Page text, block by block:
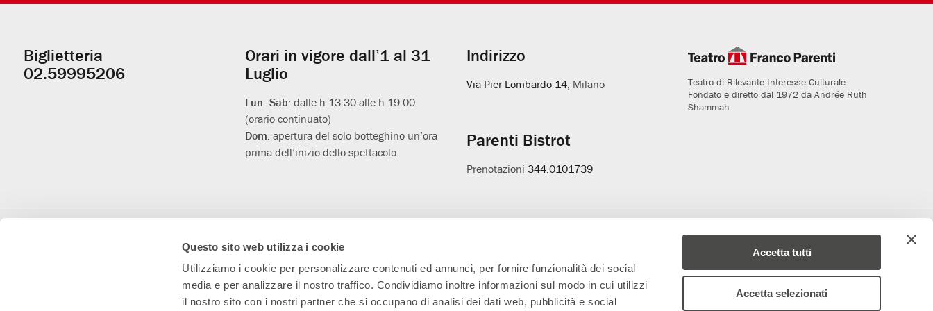
Questo sito web utilizza i cookie
Utilizziamo i cookie per personalizzare contenuti ed annunci, per fornire funzionalità dei social
media e per analizzare il nostro traffico. Condividiamo inoltre informazioni sul modo in cui utilizzi
il nostro sito con i nostri partner che si occupano di analisi dei dati web, pubblicità e social
Accetta tutti
Accetta selezionati
Informazioni
utili
Biglietteria
02.59995206
Orari in vigore dall’1 al 31
Luglio
Lun–Sab: dalle h 13.30 alle h 19.00
(orario continuato)
Dom: apertura del solo botteghino un’ora
prima dell’inizio dello spettacolo.
Indirizzo
Via Pier Lombardo 14, Milano
Parenti Bistrot
Prenotazioni 344.0101739
Teatro di Rilevante Interesse Culturale
Fondato e diretto dal 1972 da Andrée Ruth
Shammah
Con il sostegno di Teatro Convenzionato Main Partner Media Partner